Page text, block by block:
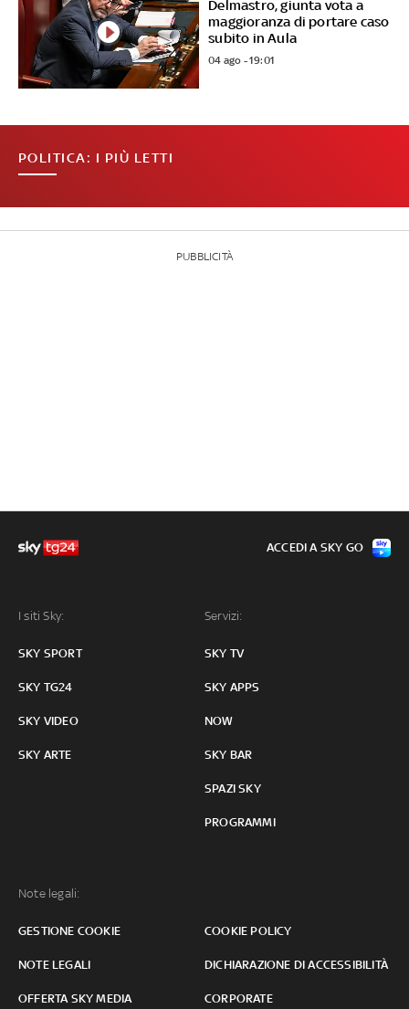
Delmastro, giunta vota a
maggioranza di portare caso
subito in Aula
04 ago - 19:01
POLITICA: I PIÙ LETTI
PUBBLICITÀ
I siti Sky:
SKY SPORT
SKY TG24
SKY VIDEO
SKY ARTE
Servizi:
SKY TV
SKY APPS
NOW
SKY BAR
SPAZI SKY
PROGRAMMI
Note legali:
GESTIONE COOKIE COOKIE POLICY
NOTE LEGALI DICHIARAZIONE DI ACCESSIBILITÀ
OFFERTA SKY MEDIA CORPORATE
ACCEDI A SKY GO